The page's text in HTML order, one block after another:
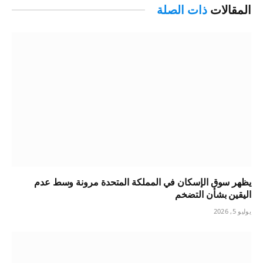
المقالات ذات الصلة
يظهر سوق الإسكان في المملكة المتحدة مرونة وسط عدم
اليقين بشأن التضخم
يوليو 5, 2026